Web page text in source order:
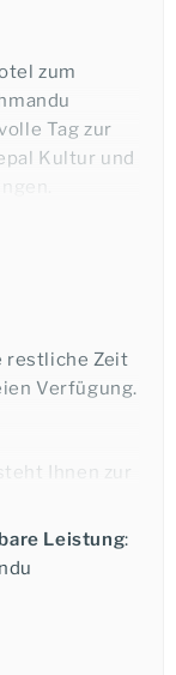
zum
Tag zur
Kultur und
restliche Zeit
Verfügung.
Ihnen zur
Leistung: